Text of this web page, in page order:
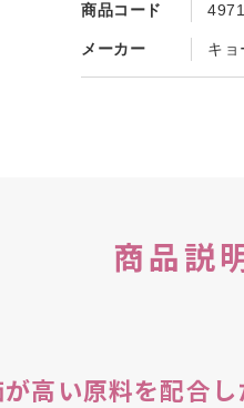
商品コード
メーカー キョ
商品説
高い原料を配合